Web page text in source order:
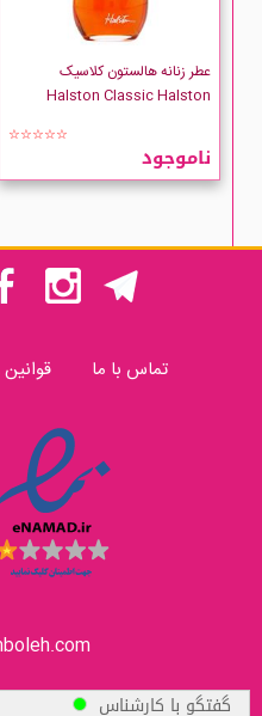
گفتگو با کارشناس
فقط نمایش کالاهای موجود
Halston
عطر زنانه هالستون کلاسیک
Halston Classic Halston
☆☆☆☆☆
ناموجود
تماس با ما
©